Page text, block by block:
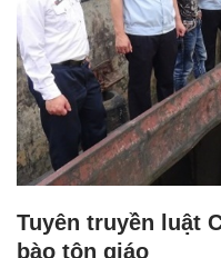
Tuyên truyền luật
bào tôn giáo